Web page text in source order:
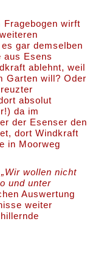
wirft
gar demselben
aus Esens
ablehnt, weil
Garten will? Oder
absolut
da im
der Esenser den
dort Windkraft
in Moorweg
„Wir wollen nicht
und unter
Auswertung
weiter